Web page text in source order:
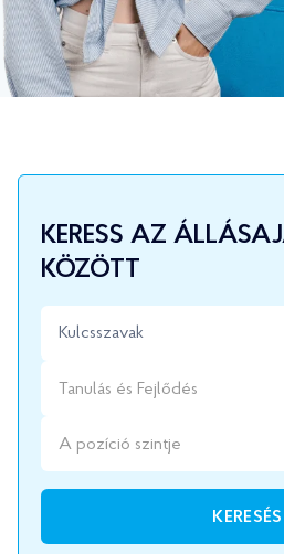
KERESS AZ
KÖZÖTT
Tanulás és Fejlődés
A pozíció szintje
KERESÉS